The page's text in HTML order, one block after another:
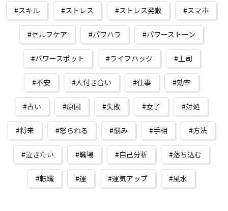
スキル ストレス ストレス発散 スマホ
セルフケア パワハラ パワーストーン
パワースポット ライフハック 上司
不安 人付き合い 仕事 効率
占い 原因 失敗 女子 対処
将来 怒られる 悩み 手相 方法
泣きたい 職場 自己分析 落ち込む
転職 運 運気アップ 風水